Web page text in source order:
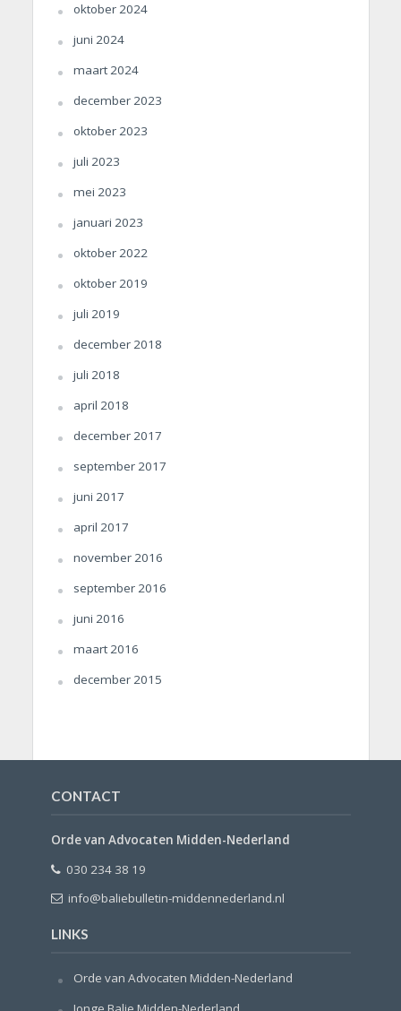
oktober 2024
juni 2024
maart 2024
december 2023
oktober 2023
juli 2023
mei 2023
januari 2023
oktober 2022
oktober 2019
juli 2019
december 2018
juli 2018
april 2018
december 2017
september 2017
juni 2017
april 2017
november 2016
september 2016
juni 2016
maart 2016
december 2015
CONTACT
Orde van Advocaten Midden-Nederland
030 234 38 19
info@baliebulletin-middennederland.nl
LINKS
Orde van Advocaten Midden-Nederland